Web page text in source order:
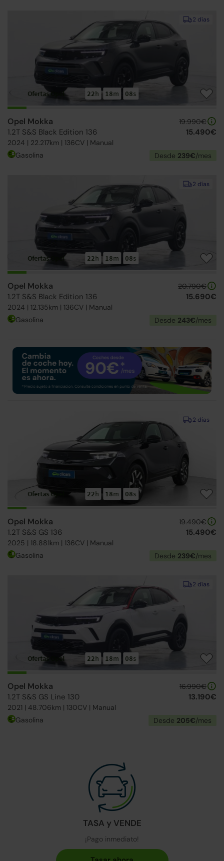
2 días
Ofertas Opel 22h 18m 07s
Opel Mokka
1.2T S&S Black Edition 136
2024 | 22.217km | 136CV | Manual
19.990€
15.490€
Gasolina Desde 239€/mes
2 días
Ofertas Opel 22h 18m 07s
Opel Mokka
1.2T S&S Black Edition 136
2024 | 12.135km | 136CV | Manual
20.790€
15.690€
Gasolina Desde 243€/mes
2 días
Ofertas Opel 22h 18m 07s
Opel Mokka
1.2T S&S GS 136
2025 | 18.881km | 136CV | Manual
19.490€
15.490€
Gasolina Desde 239€/mes
2 días
Ofertas Opel 22h 18m 07s
Opel Mokka
1.2T S&S GS Line 130
2021 | 48.706km | 130CV | Manual
16.990€
13.190€
Gasolina Desde 205€/mes
TASA y VENDE
¡Pago inmediato!